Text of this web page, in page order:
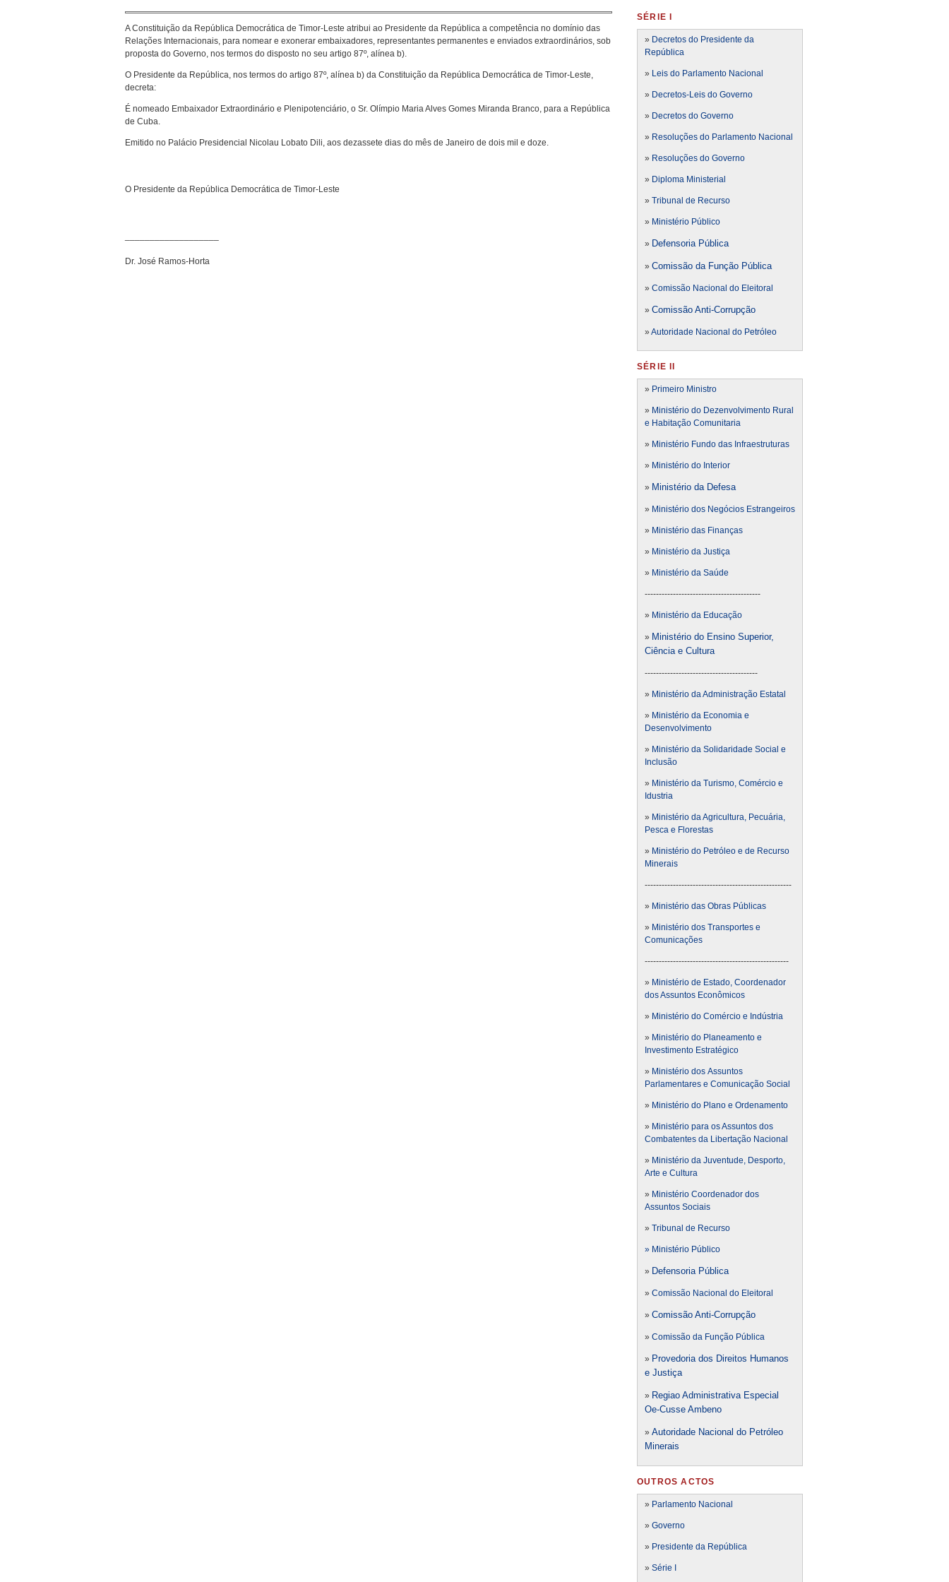
A Constituição da República Democrática de Timor-Leste atribui ao Presidente da República a competência no domínio das
Relações Internacionais, para nomear e exonerar embaixadores, representantes permanentes e enviados extraordinários, sob
proposta do Governo, nos termos do disposto no seu artigo 87º, alínea b).
O Presidente da República, nos termos do artigo 87º, alínea b) da Constituição da República Democrática de Timor-Leste,
decreta:
É nomeado Embaixador Extraordinário e Plenipotenciário, o Sr. Olímpio Maria Alves Gomes Miranda Branco, para a República
de Cuba.
Emitido no Palácio Presidencial Nicolau Lobato Dili, aos dezassete dias do mês de Janeiro de dois mil e doze.
O Presidente da República Democrática de Timor-Leste
Dr. José Ramos-Horta
SÉRIE I
» Decretos do Presidente da
República
» Leis do Parlamento Nacional
» Decretos-Leis do Governo
» Decretos do Governo
» Resoluções do Parlamento Nacional
» Resoluções do Governo
» Diploma Ministerial
» Tribunal de Recurso
» Ministério Público
» Defensoria Pública
» Comissão da Função Pública
» Comissão Nacional do Eleitoral
» Comissão Anti-Corrupção
» Autoridade Nacional do Petróleo
SÉRIE II
» Primeiro Ministro
» Ministério do Dezenvolvimento Rural
e Habitação Comunitaria
» Ministério Fundo das Infraestruturas
» Ministério do Interior
» Ministério da Defesa
» Ministério dos Negócios Estrangeiros
» Ministério das Finanças
» Ministério da Justiça
» Ministério da Saúde
-----------------------------------------
» Ministério da Educação
» Ministério do Ensino Superior,
Ciência e Cultura
----------------------------------------
» Ministério da Administração Estatal
» Ministério da Economia e
Desenvolvimento
» Ministério da Solidaridade Social e
Inclusão
» Ministério da Turismo, Comércio e
Idustria
» Ministério da Agricultura, Pecuária,
Pesca e Florestas
» Ministério do Petróleo e de Recurso
Minerais
----------------------------------------------------
» Ministério das Obras Públicas
» Ministério dos Transportes e
Comunicações
---------------------------------------------------
» Ministério de Estado, Coordenador
dos Assuntos Econômicos
» Ministério do Comércio e Indústria
» Ministério do Planeamento e
Investimento Estratégico
» Ministério dos Assuntos
Parlamentares e Comunicação Social
» Ministério do Plano e Ordenamento
» Ministério para os Assuntos dos
Combatentes da Libertação Nacional
» Ministério da Juventude, Desporto,
Arte e Cultura
» Ministério Coordenador dos
Assuntos Sociais
» Tribunal de Recurso
» Ministério Público
» Defensoria Pública
» Comissão Nacional do Eleitoral
» Comissão Anti-Corrupção
» Comissão da Função Pública
» Provedoria dos Direitos Humanos
e Justiça
» Regiao Administrativa Especial
Oe-Cusse Ambeno
» Autoridade Nacional do Petróleo
Minerais
OUTROS ACTOS
» Parlamento Nacional
» Governo
» Presidente da República
» Série I